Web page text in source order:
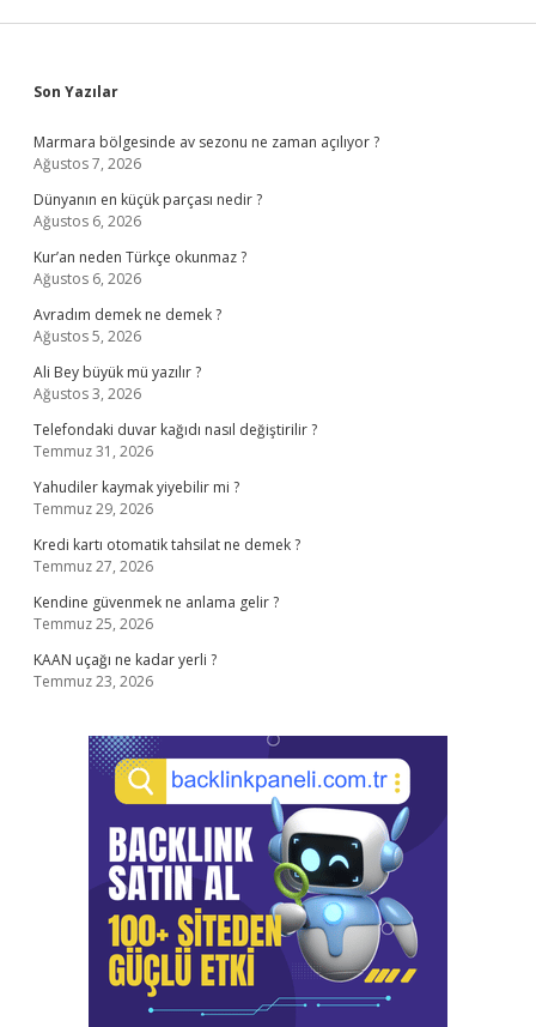
Sidebar
Son Yazılar
Marmara bölgesinde av sezonu ne zaman açılıyor ?
Ağustos 7, 2026
Dünyanın en küçük parçası nedir ?
Ağustos 6, 2026
Kur’an neden Türkçe okunmaz ?
Ağustos 6, 2026
Avradım demek ne demek ?
Ağustos 5, 2026
Ali Bey büyük mü yazılır ?
Ağustos 3, 2026
Telefondaki duvar kağıdı nasıl değiştirilir ?
Temmuz 31, 2026
Yahudiler kaymak yiyebilir mi ?
Temmuz 29, 2026
Kredi kartı otomatik tahsilat ne demek ?
Temmuz 27, 2026
Kendine güvenmek ne anlama gelir ?
Temmuz 25, 2026
KAAN uçağı ne kadar yerli ?
Temmuz 23, 2026